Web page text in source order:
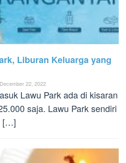
Liburan Keluarga yang
December 22, 2022
Lawu Park ada di kisaran
saja. Lawu Park sendiri
[…]